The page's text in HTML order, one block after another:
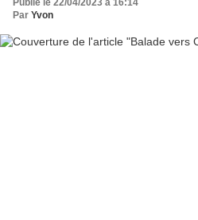
Publié le 22/04/2023 à 16:14
Par Yvon